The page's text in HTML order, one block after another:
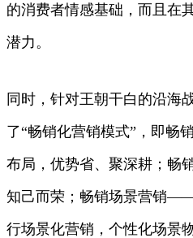
的消费者情感基础，而且在
潜力。
同时，针对王朝干白的沿海
了“畅销化营销模式”，即
布局，优势省、聚深耕；
知己而荣；畅销场景营销
行场景化营销，个性化场景